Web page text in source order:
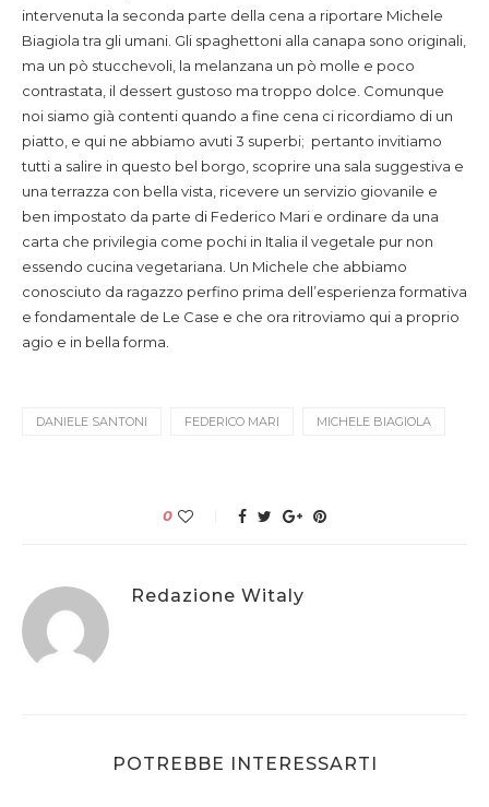
intervenuta la seconda parte della cena a riportare Michele
Biagiola tra gli umani. Gli spaghettoni alla canapa sono originali,
ma un pò stucchevoli, la melanzana un pò molle e poco
contrastata, il dessert gustoso ma troppo dolce. Comunque
noi siamo già contenti quando a fine cena ci ricordiamo di un
piatto, e qui ne abbiamo avuti 3 superbi; pertanto invitiamo
tutti a salire in questo bel borgo, scoprire una sala suggestiva e
una terrazza con bella vista, ricevere un servizio giovanile e
ben impostato da parte di Federico Mari e ordinare da una
carta che privilegia come pochi in Italia il vegetale pur non
essendo cucina vegetariana. Un Michele che abbiamo
conosciuto da ragazzo perfino prima dell’esperienza formativa
e fondamentale de Le Case e che ora ritroviamo qui a proprio
agio e in bella forma.
DANIELE SANTONI FEDERICO MARI MICHELE BIAGIOLA
0
Redazione Witaly
POTREBBE INTERESSARTI